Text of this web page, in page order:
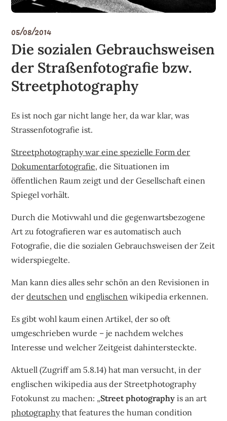
05/08/2014
Die sozialen Gebrauchsweisen
der Straßenfotografie bzw.
Streetphotography
Es ist noch gar nicht lange her, da war klar, was
Strassenfotografie ist.
Streetphotography war eine spezielle Form der
Dokumentarfotografie, die Situationen im
öffentlichen Raum zeigt und der Gesellschaft einen
Spiegel vorhält.
Durch die Motivwahl und die gegenwartsbezogene
Art zu fotografieren war es automatisch auch
Fotografie, die die sozialen Gebrauchsweisen der Zeit
widerspiegelte.
Man kann dies alles sehr schön an den Revisionen in
derdeutschen undenglischen wikipedia erkennen.
Es gibt wohl kaum einen Artikel, der so oft
umgeschrieben wurde – je nachdem welches
Interesse und welcher Zeitgeist dahintersteckte.
Aktuell (Zugriff am 5.8.14) hat man versucht, in der
englischen wikipedia aus der Streetphotography
Fotokunst zu machen: „Street photography is an art
photographythat features the human condition